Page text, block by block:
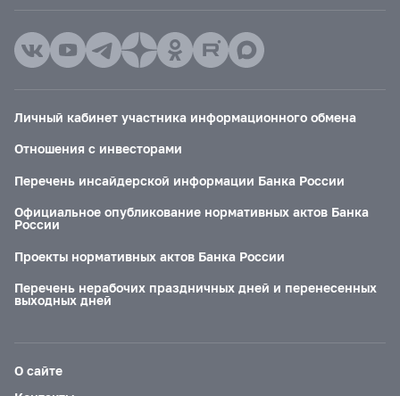
Личный кабинет участника информационного обмена
Отношения с инвесторами
Перечень инсайдерской информации Банка России
Официальное опубликование нормативных актов Банка
России
Проекты нормативных актов Банка России
Перечень нерабочих праздничных дней и перенесенных
выходных дней
О сайте